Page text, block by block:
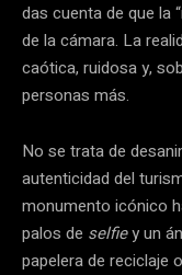
das cuenta de que la
de la cámara. La
caótica, ruidosa y,
personas más.
No se trata de
autenticidad del
monumento icónico
palos de selfiey un
papelera de reciclaje